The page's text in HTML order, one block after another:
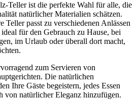
Teller ist die perfekte Wahl für alle, die
natürlicher Materialien schätzen.
Teller passt zu verschiedenen Anlässen
für den Gebrauch zu Hause, bei
im Urlaub oder überall dort macht,
zum Servieren von
Die natürlichen
Ihre Gäste begeistern, jedes Essen
von natürlicher Eleganz hinzufügen.